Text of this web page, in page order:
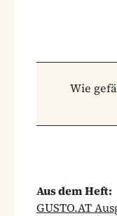
Wie
Aus dem Heft:
GUSTO.AT